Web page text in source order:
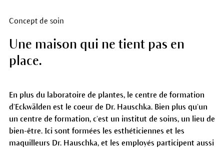
Concept de soin
Une maison qui ne tient pas en
place.
En plus du laboratoire de plantes, le centre de formation
d’Eckwälden est le coeur de Dr. Hauschka. Bien plus qu’un
un centre de formation, c’est un institut de soins, un lieu de
bien-être. Ici sont formées les esthéticiennes et les
maquilleurs Dr. Hauschka, et les employés participent aussi